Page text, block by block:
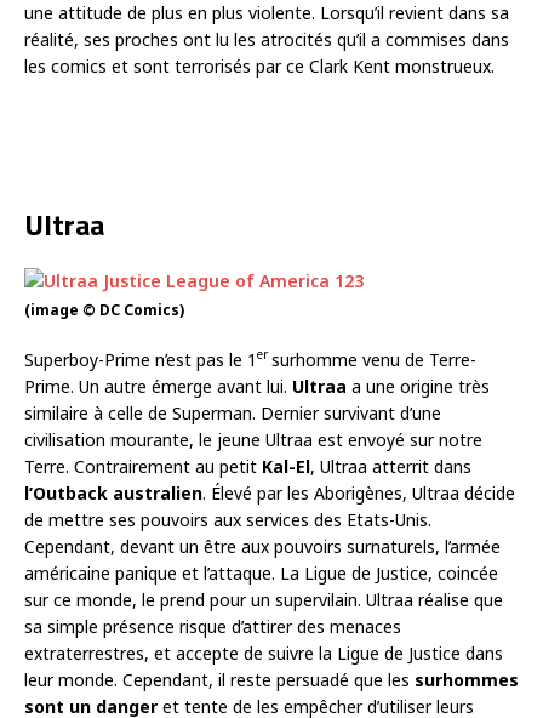
une attitude de plus en plus violente. Lorsqu’il revient dans sa
réalité, ses proches ont lu les atrocités qu’il a commises dans
les comics et sont terrorisés par ce Clark Kent monstrueux.
Ultraa
(image © DC Comics)
Superboy-Prime n’est pas le 1 ersurhomme venu de Terre-
Prime. Un autre émerge avant lui. Ultraa a une origine très
similaire à celle de Superman. Dernier survivant d’une
civilisation mourante, le jeune Ultraa est envoyé sur notre
Terre. Contrairement au petit Kal-El, Ultraa atterrit dans
l’Outback australien. Élevé par les Aborigènes, Ultraa décide
de mettre ses pouvoirs aux services des Etats-Unis.
Cependant, devant un être aux pouvoirs surnaturels, l’armée
américaine panique et l’attaque. La Ligue de Justice, coincée
sur ce monde, le prend pour un supervilain. Ultraa réalise que
sa simple présence risque d’attirer des menaces
extraterrestres, et accepte de suivre la Ligue de Justice dans
leur monde. Cependant, il reste persuadé que les surhommes
sont un danger et tente de les empêcher d’utiliser leurs